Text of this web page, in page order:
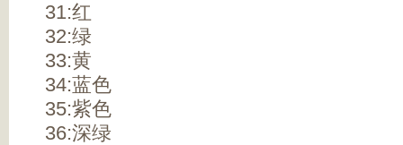
31:红
32:绿
33:黄
34:蓝色
35:紫色
36:深绿